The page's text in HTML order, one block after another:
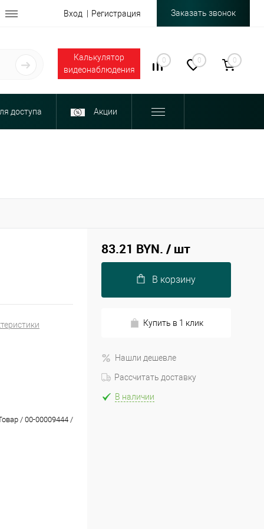
Вход Регистрация Заказать звонок
Калькулятор
видеонаблюдения
0 0 0
доступа Акции
/ 00-00009444 /
83.21 BYN. / шт
В корзину
Купить в 1 клик
Нашли дешевле
Рассчитать доставку
В наличии